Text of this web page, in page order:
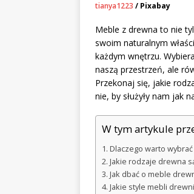
tianya1223 / Pixabay
Meble z drewna to nie
swoim naturalnym
każdym wnętrzu.
naszą przestrzeń, ale
Przekonaj się, jakie
nie, by służyły nam jak
W tym artykule
Dlaczego warto
Jakie rodzaje drewna
Jak dbać o meble
Jakie style mebli